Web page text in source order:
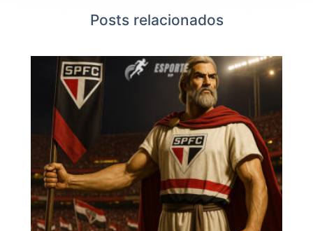
Posts relacionados